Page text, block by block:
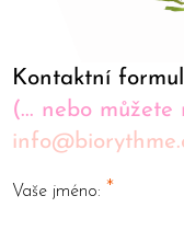
Kontaktní
(... nebo můžete
Vaše jméno: *